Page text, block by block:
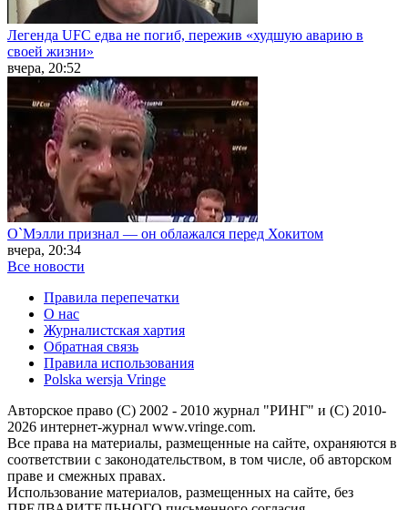
Легенда UFC едва не погиб, пережив «худшую аварию в
своей жизни»
вчера, 20:52
О`Мэлли признал — он облажался перед Хокитом
вчера, 20:34
Все новости
Правила перепечатки
О нас
Журналистская хартия
Обратная связь
Правила использования
Polska wersja Vringe
Авторское право (С) 2002 - 2010 журнал "РИНГ" и (С) 2010-
2026 интернет-журнал www.vringe.com.
Все права на материалы, размещенные на сайте, охраняются в
соответствии с законодательством, в том числе, об авторском
праве и смежных правах.
Использование материалов, размещенных на сайте, без